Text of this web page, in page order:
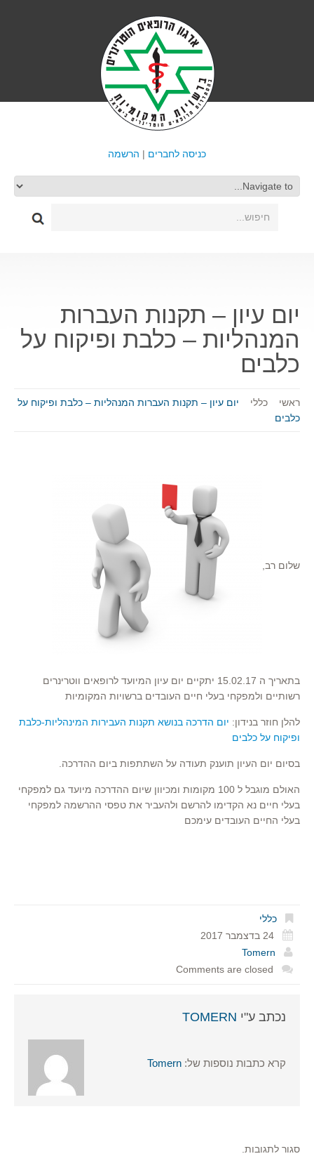
כניסה לחברים | הרשמה
יום עיון – תקנות העברות
המנהליות – כלבת ופיקוח על
כלבים
ראשי כללי
יום עיון – תקנות העברות המנהליות – כלבת ופיקוח על
כלבים
שלום רב,
בתאריך ה 15.02.17 יתקיים יום עיון המיועד לרופאים ווטרינרים
רשותיים ולמפקחי בעלי חיים העובדים ברשויות המקומיות
להלן חוזר בנידון: יום הדרכה בנושא תקנות העבירות המינהליות-כלבת
ופיקוח על כלבים
בסיום יום העיון תוענק תעודה על השתתפות ביום ההדרכה.
האולם מוגבל ל 100 מקומות ומכיוון שיום ההדרכה מיועד גם למפקחי
בעלי חיים נא הקדימו להרשם ולהעביר את טפסי ההרשמה למפקחי
בעלי החיים העובדים עימכם
כללי
24 בדצמבר 2017
Tomern
Comments are closed
נכתב ע"י TOMERN
קרא כתבות נוספות של: Tomern
סגור לתגובות.